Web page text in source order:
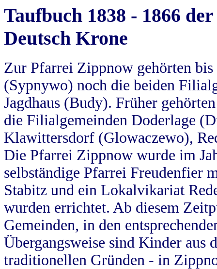
Taufbuch 1838 - 1866
Deutsch Krone
Zur Pfarrei Zippnow gehörten
(Sypnywo) noch die beiden
Jagdhaus (Budy). Früher
die Filialgemeinden Doderlage
Klawittersdorf (Glowaczewo),
Die Pfarrei Zippnow wurde im
selbständige Pfarrei Freudenfier
Stabitz und ein Lokalvikariat
wurden errichtet. Ab diesem
Gemeinden, in den
Übergangsweise sind Kinder aus
traditionellen Gründen - in